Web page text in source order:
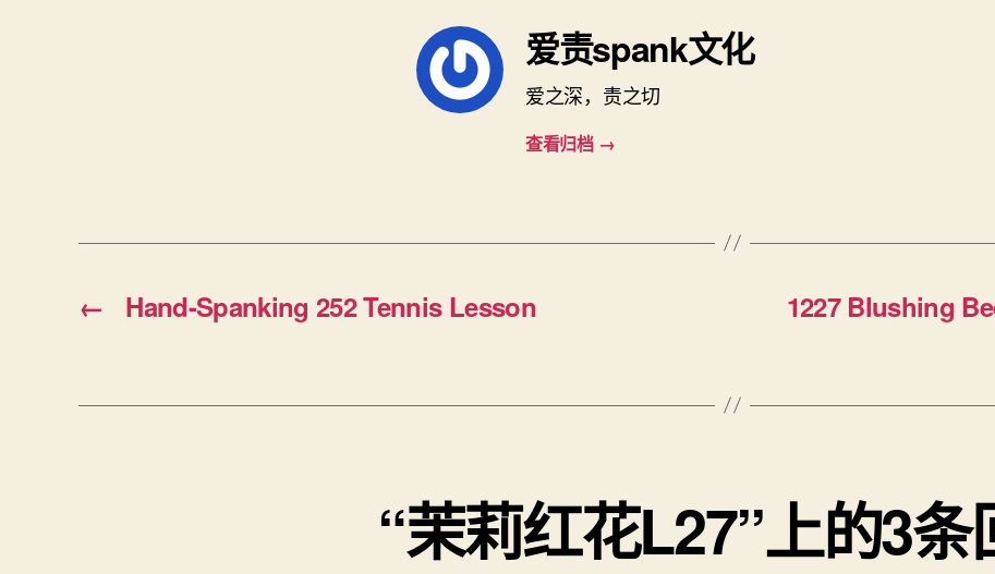
爱责spank文化
爱之深，责之切
查看归档 →
← Hand-Spanking 252 Tennis Lesson
1227 Blushing
“茉莉红花L27”上的3条